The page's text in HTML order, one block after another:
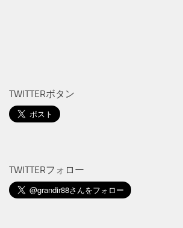
TWITTERボタン
TWITTERフォロー